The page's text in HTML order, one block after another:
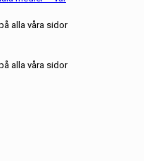
alla våra sidor
alla våra sidor